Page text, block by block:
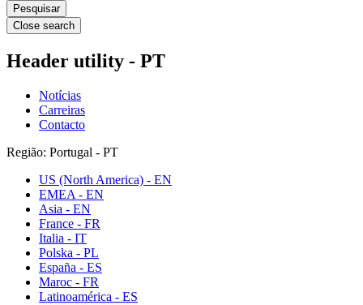
Close search
Header utility - PT
Notícias
Carreiras
Contacto
Região: Portugal - PT
US (North America) - EN
EMEA - EN
Asia - EN
France - FR
Italia - IT
Polska - PL
España - ES
Maroc - FR
Latinoamérica - ES